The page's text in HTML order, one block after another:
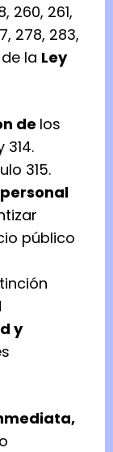
260, 261,
278, 283,
de la Ley
de los
314.
315.
personal
público
y